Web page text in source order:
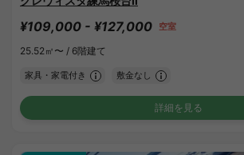
¥109,000 - ¥127,000 空室
25.52㎡〜 / 6階建て
家具・家電付き 敷金なし
詳細を見る